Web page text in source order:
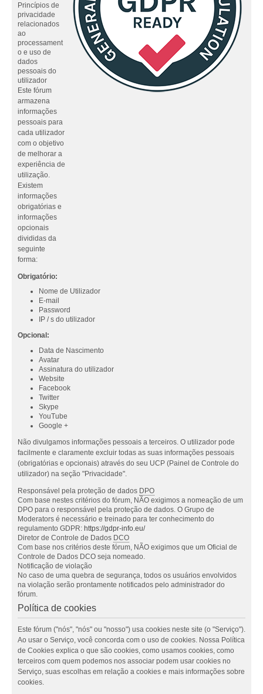
Princípios de
privacidade
relacionados
ao
processament
o e uso de
dados
pessoais do
utilizador
Este fórum
armazena
informações
pessoais para
cada utilizador
com o objetivo
de melhorar a
experiência de
utilização.
Existem
informações
obrigatórias e
informações
opcionais
divididas da
seguinte
forma:
Obrigatório:
Nome de Utilizador
E-mail
Password
IP / s do utilizador
Opcional:
Data de Nascimento
Avatar
Assinatura do utilizador
Website
Facebook
Twitter
Skype
YouTube
Google +
Não divulgamos informações pessoais a terceiros. O utilizador pode
facilmente e claramente excluir todas as suas informações pessoais
(obrigatórias e opcionais) através do seu UCP (Painel de Controle do
utilizador) na seção "Privacidade".
Responsável pela proteção de dados DPO
Com base nestes critérios do fórum, NÃO exigimos a nomeação de um
DPO para o responsável pela proteção de dados. O Grupo de
Moderators é necessário e treinado para ter conhecimento do
regulamento GDPR: https://gdpr-info.eu/
Diretor de Controle de Dados DCO
Com base nos critérios deste fórum, NÃO exigimos que um Oficial de
Controle de Dados DCO seja nomeado.
Notificação de violação
No caso de uma quebra de segurança, todos os usuários envolvidos
na violação serão prontamente notificados pelo administrador do
fórum.
Política de cookies
Este fórum ("nós", "nós" ou "nosso") usa cookies neste site (o "Serviço").
Ao usar o Serviço, você concorda com o uso de cookies. Nossa Política
de Cookies explica o que são cookies, como usamos cookies, como
terceiros com quem podemos nos associar podem usar cookies no
Serviço, suas escolhas em relação a cookies e mais informações sobre
cookies.